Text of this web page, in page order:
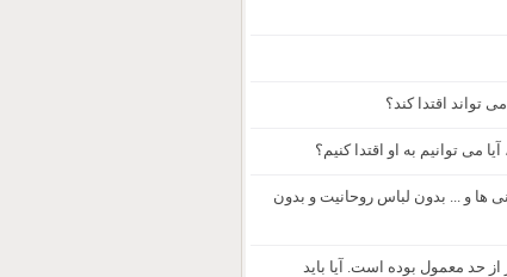
تواند اقتدا کند؟
می توانیم به او اقتدا کنیم؟
ها و ... بدون لباس روحانیت و بدون
حد معمول بوده است. آیا باید